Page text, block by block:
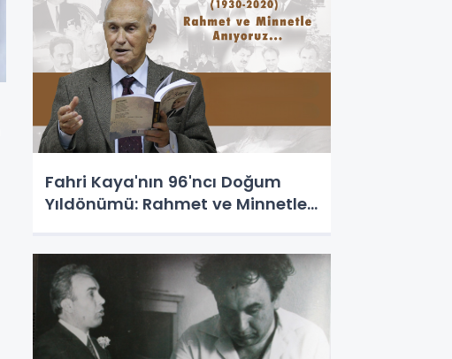
Fahri Kaya'nın 96'ncı Doğum
Yıldönümü: Rahmet ve Minnetle...